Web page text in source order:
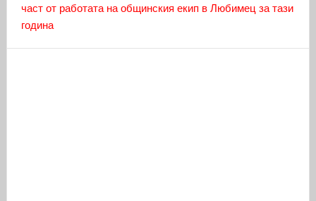
част от работата на общинския екип в Любимец за тази
година